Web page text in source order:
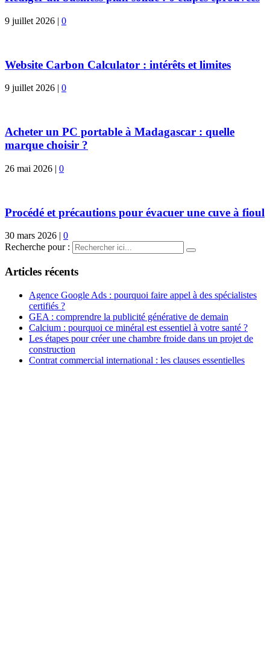
9 juillet 2026 | 0
Website Carbon Calculator : intérêts et limites
9 juillet 2026 | 0
Acheter un PC portable à Madagascar : quelle
marque choisir ?
26 mai 2026 | 0
Procédé et précautions pour évacuer une cuve à fioul
30 mars 2026 | 0
Recherche pour :
Articles récents
Agence Google Ads : pourquoi faire appel à des spécialistes
certifiés ?
GEA : comprendre la publicité générative de demain
Calcium : pourquoi ce minéral est essentiel à votre santé ?
Les étapes pour créer une chambre froide dans un projet de
construction
Contrat commercial international : les clauses essentielles